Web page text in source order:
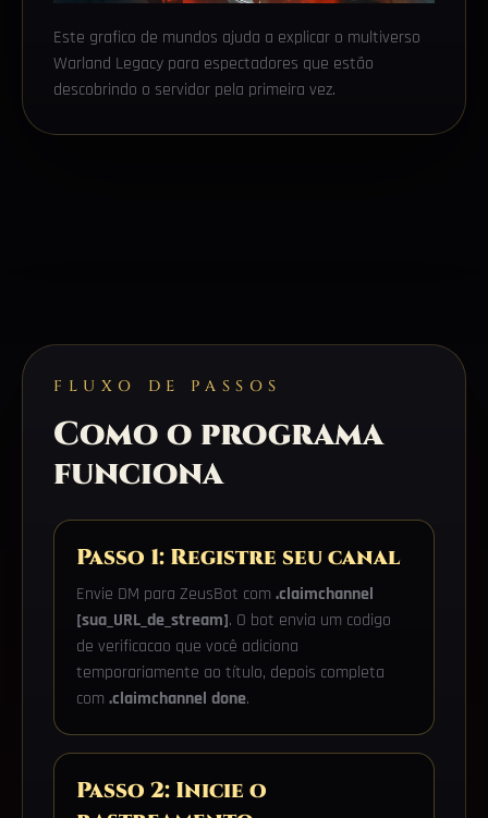
Este grafico de mundos ajuda a explicar o multiverso
Warland Legacy para espectadores que estão
descobrindo o servidor pela primeira vez.
FLUXO DE PASSOS
Como o programa
funciona
Passo 1: Registre seu canal
Envie DM para ZeusBot com .claimchannel
[sua_URL_de_stream]. O bot envia um codigo
de verificacao que você adiciona
temporariamente ao título, depois completa
com .claimchannel done.
Passo 2: Inicie o